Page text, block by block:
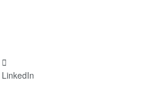
LinkedIn